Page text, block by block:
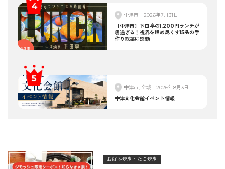
中津市
2026年7月31日
【中津市】下田亭の1,200円ランチが
凄過ぎる！視界を埋め尽くす15品の手
作り総菜に感動
中津市, 全域
2026年8月3日
中津文化会館イベント情報
お好み焼き・たこ焼き